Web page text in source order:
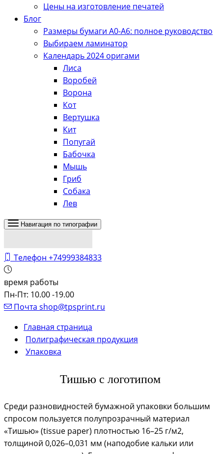
Цены на изготовление печатей
Блог
Размеры бумаги А0-А6: полное руководство
Выбираем ламинатор
Календарь 2024 оригами
Лиса
Воробей
Ворона
Кот
Вертушка
Кит
Попугай
Бабочка
Мышь
Гриб
Собака
Лев
Навигация по типографии
Телефон +74999384833
время работы
Пн-Пт: 10.00 -19.00
Почта shop@tpsprint.ru
Главная страница
Полиграфическая продукция
Упаковка
Тишью с логотипом
Среди разновидностей бумажной упаковки большим
спросом пользуется полупрозрачный материал
«Тишью» (tissue paper) плотностью 16–25 г/м2,
толщиной 0,026–0,031 мм (наподобие кальки или